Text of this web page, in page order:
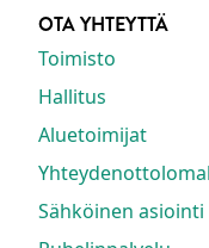
OTA YHTEYTTÄ
Toimisto
Hallitus
Aluetoimijat
Sähköinen asiointi